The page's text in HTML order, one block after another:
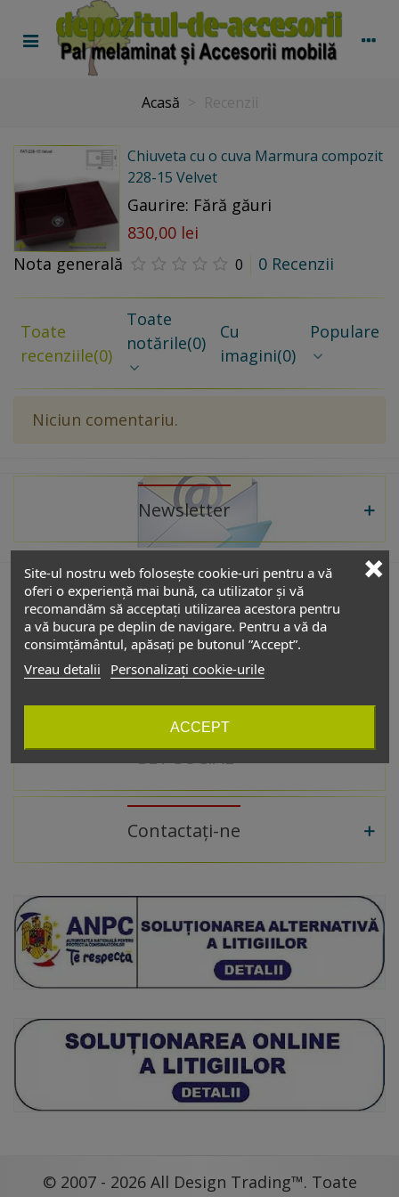
Acasă
Chiuveta cu o cuva Marmura compozit
228-15 Velvet
Gaurire: Fără găuri
830,00 lei
Nota generală
0 0 Recenzii
Toate
recenziile(0)
Toate
notările(0)
Cu
imagini(0)
Populare
Niciun comentariu.
Site-ul nostru web folosește cookie-uri pentru a vă
oferi o experiență mai bună, ca utilizator și vă
recomandăm să acceptați utilizarea acestora pentru
a vă bucura pe deplin de navigare. Pentru a vă da
consimțământul, apăsați pe butonul ”Accept”.
Vreau detalii
Personalizați cookie-urile
ACCEPT
Newsletter
De interes
Catalog
GET SOCIAL
Contactați-ne
© 2007 - 2026 All Design Trading™. Toate